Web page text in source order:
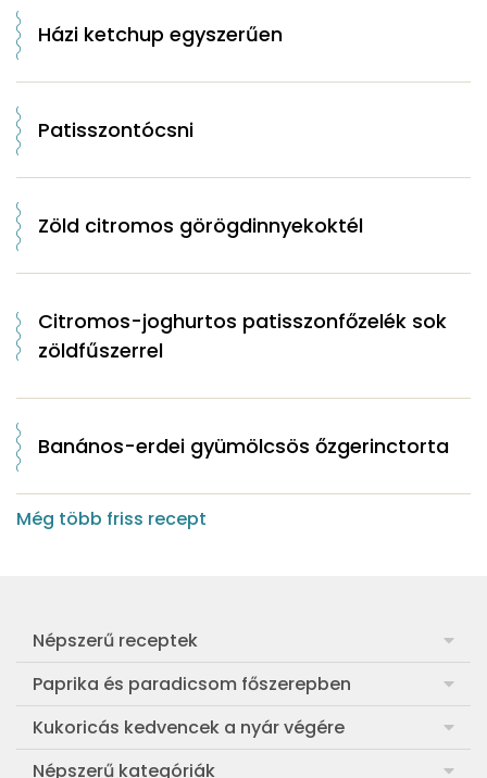
Házi ketchup egyszerűen
Patisszontócsni
Zöld citromos görögdinnyekoktél
Citromos-joghurtos patisszonfőzelék sok
zöldfűszerrel
Banános-erdei gyümölcsös őzgerinctorta
Még több friss recept
Népszerű receptek
Frankfurti leves
Egyszerű muffin
Aranygaluska
Paprika és paradicsom főszerepben
Pan con Tomate
Paradicsom és paprika eltevése télre
Kukoricás kedvencek a nyár végére
Legfinomabb főtt kukorica
Népszerű kategóriák